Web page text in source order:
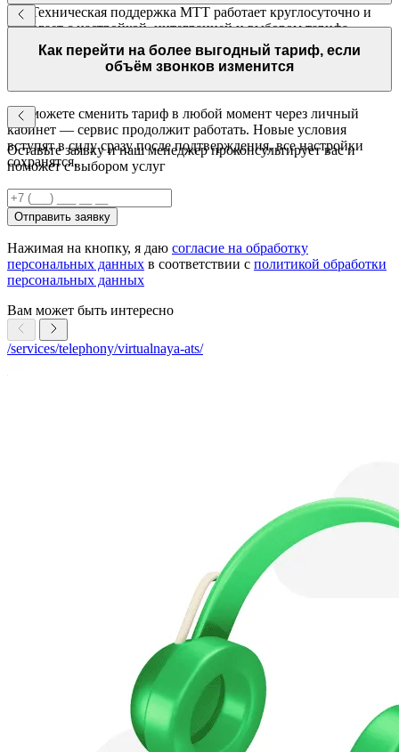
Да. Техническая поддержка МТТ работает круглосуточно и
помогает с настройкой, интеграцией и выбором тарифа.
Также доступны инструкции и обучающие материалы.
Как перейти на более выгодный тариф, если
объём звонков изменится
Вы можете сменить тариф в любой момент через личный
кабинет — сервис продолжит работать. Новые условия
вступят в силу сразу после подтверждения, все настройки
сохранятся.
Оставьте заявку и наш менеджер проконсультирует вас и
поможет с выбором услуг
Отправить заявку
Нажимая на кнопку, я даю согласие на обработку
персональных данных в соответствии с политикой обработки
персональных данных
Вам может быть интересно
/services/telephony/virtualnaya-ats/